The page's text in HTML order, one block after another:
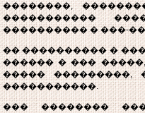
��������,
�����������
���������� � ���-
�� ���������� �
������ � ���
����� ���������,
�����������.
��� ��������